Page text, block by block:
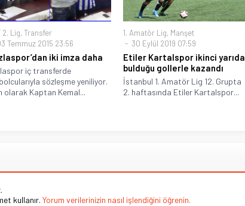
2. Lig, Transfer
Temmuz 2015 23:56
iki imza daha
iç transferde
sözleşme yeniliyor.
olarak Kaptan Kemal...
1. Amatör Lig, Manşet
30 Eylül 2019 07:59
Etiler Kartalspor ikinci yarıda
bulduğu gollerle kazandı
İstanbul 1. Amatör Lig 12. Grupta
2. haftasında Etiler Kartalspor...
.
kullanır. Yorum verilerinizin nasıl işlendiğini öğrenin.